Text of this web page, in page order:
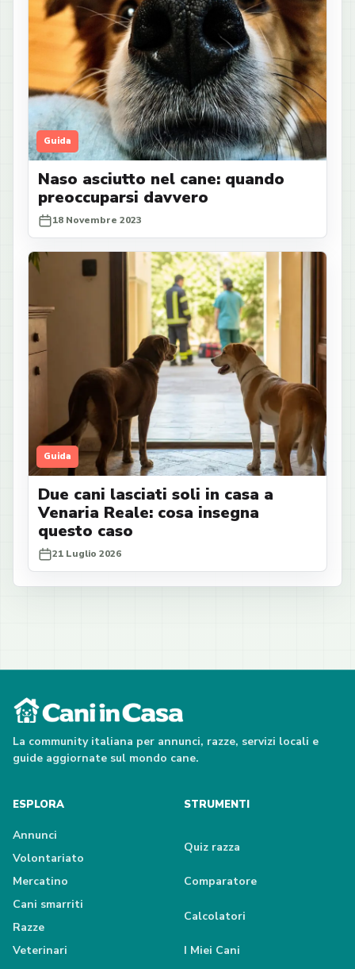
Guida
Naso asciutto nel cane: quando
preoccuparsi davvero
18 Novembre 2023
Guida
Due cani lasciati soli in casa a
Venaria Reale: cosa insegna
questo caso
21 Luglio 2026
La community italiana per annunci, razze, servizi locali e
guide aggiornate sul mondo cane.
ESPLORA
Annunci
Volontariato
Mercatino
Cani smarriti
Razze
Veterinari
STRUMENTI
Quiz razza
Comparatore
Calcolatori
I Miei Cani